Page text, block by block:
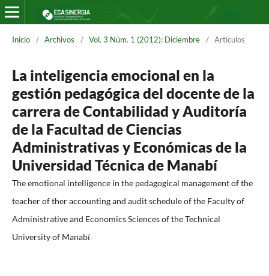
Inicio / Archivos / Vol. 3 Núm. 1 (2012): Diciembre / Artículos
La inteligencia emocional en la
gestión pedagógica del docente de la
carrera de Contabilidad y Auditoría
de la Facultad de Ciencias
Administrativas y Económicas de la
Universidad Técnica de Manabí
The emotional intelligence in the pedagogical management of the
teacher of ther accounting and audit schedule of the Faculty of
Administrative and Economics Sciences of the Technical
University of Manabí